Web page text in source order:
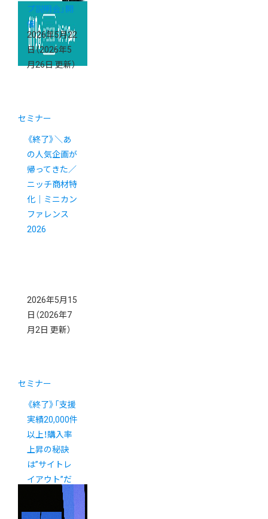
プ説明会」開
催
2026年5月22
日（2026年5
月26日 更新）
セミナー
《終了》＼あ
の人気企画が
帰ってきた／
ニッチ商材特
化｜ミニカン
ファレンス
2026
2026年5月15
日 （2026年7
月2日 更新）
セミナー
《終了》「支援
実績20,000件
以上！購入率
上昇の秘訣
は”サイトレ
イアウト”だ
った！カラー
ミーショップ